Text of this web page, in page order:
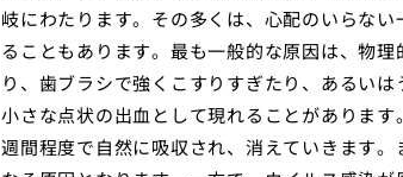
岐にわたります。その多くは、心配のいらな
ることもあります。最も一般的な原因は、物
り、歯ブラシで強くこすりすぎたり、あるい
小さな点状の出血として現れることがありま
週間程度で自然に吸収され、消えていきます